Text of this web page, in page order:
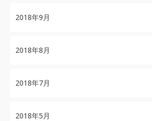
2018年9月
2018年8月
2018年7月
2018年5月